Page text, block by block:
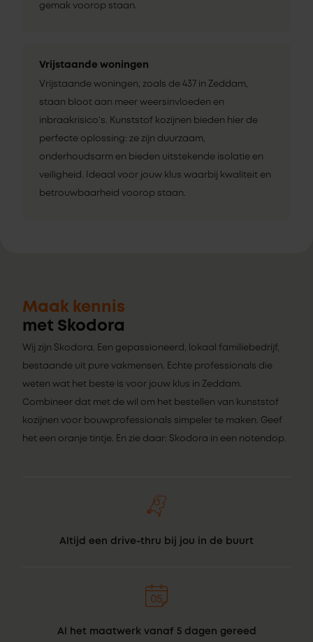
gemak voorop staan.
Vrijstaande woningen
Vrijstaande woningen, zoals de 437 in Zeddam,
staan bloot aan meer weersinvloeden en
inbraakrisico’s. Kunststof kozijnen bieden hier de
perfecte oplossing: ze zijn duurzaam,
onderhoudsarm en bieden uitstekende isolatie en
veiligheid. Ideaal voor jouw klus waarbij kwaliteit en
betrouwbaarheid voorop staan.
Maak kennis
met Skodora
Wij zijn Skodora. Een gepassioneerd, lokaal familiebedrijf,
bestaande uit pure vakmensen. Echte professionals die
weten wat het beste is voor jouw klus in Zeddam.
Combineer dat met de wil om het bestellen van kunststof
kozijnen voor bouwprofessionals simpeler te maken. Geef
het een oranje tintje. En zie daar: Skodora in een notendop.
Altijd een drive-thru bij jou in de buurt
Al het maatwerk vanaf 5 dagen gereed